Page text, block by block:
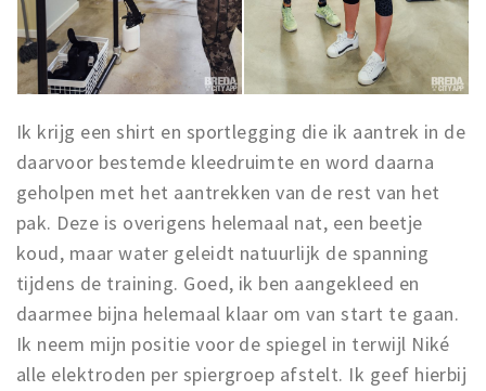
Ik krijg een shirt en sportlegging die ik aantrek in de
daarvoor bestemde kleedruimte en word daarna
geholpen met het aantrekken van de rest van het
pak. Deze is overigens helemaal nat, een beetje
koud, maar water geleidt natuurlijk de spanning
tijdens de training. Goed, ik ben aangekleed en
daarmee bijna helemaal klaar om van start te gaan.
Ik neem mijn positie voor de spiegel in terwijl Niké
alle elektroden per spiergroep afstelt. Ik geef hierbij